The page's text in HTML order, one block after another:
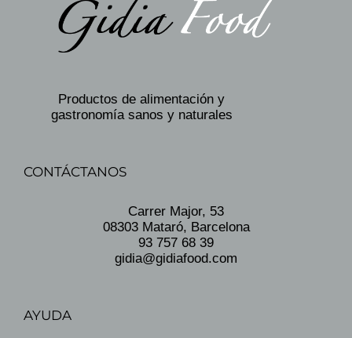
Productos de alimentación y
gastronomía sanos y naturales
CONTÁCTANOS
Carrer Major, 53
08303 Mataró, Barcelona
93 757 68 39
gidia@gidiafood.com
AYUDA